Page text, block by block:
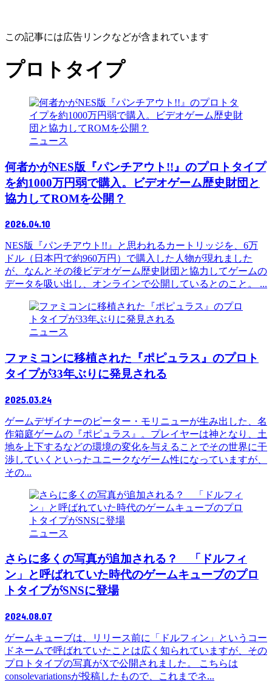
この記事には広告リンクなどが含まれています
プロトタイプ
ニュース
何者かがNES版『パンチアウト!!』のプロトタイプ
を約1000万円弱で購入。ビデオゲーム歴史財団と
協力してROMを公開？
2026.04.10
NES版『パンチアウト!!』と思われるカートリッジを、6万
ドル（日本円で約960万円）で購入した人物が現れました
が、なんとその後ビデオゲーム歴史財団と協力してゲームの
データを吸い出し、オンラインで公開しているとのこと。 ...
ニュース
ファミコンに移植された『ポピュラス』のプロト
タイプが33年ぶりに発見される
2025.03.24
ゲームデザイナーのピーター・モリニューが生み出した、名
作箱庭ゲームの『ポピュラス』。プレイヤーは神となり、土
地を上下するなどの環境の変化を与えることでその世界に干
渉していくといったユニークなゲーム性になっていますが、
その...
ニュース
さらに多くの写真が追加される？ 「ドルフィ
ン」と呼ばれていた時代のゲームキューブのプロ
トタイプがSNSに登場
2024.08.07
ゲームキューブは、リリース前に「ドルフィン」というコー
ドネームで呼ばれていたことは広く知られていますが、その
プロトタイプの写真がXで公開されました。 こちらは
consolevariationsが投稿したもので、これまでネ...